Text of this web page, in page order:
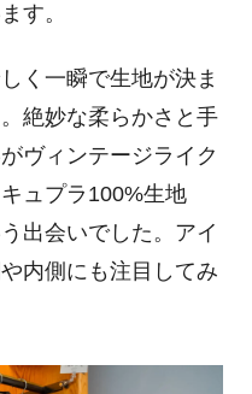
す。
く一瞬で生地が決ま
絶妙な柔らかさと手
ヴィンテージライク
ュプラ100%生地
出会いでした。 アイ
内側にも注目してみ